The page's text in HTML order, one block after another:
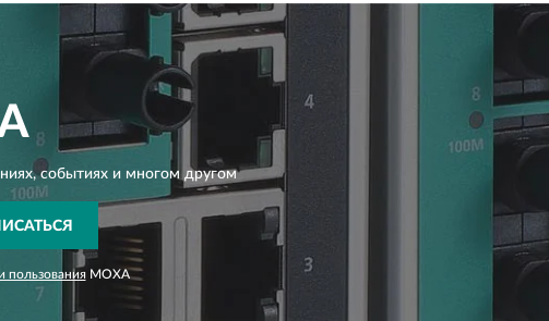
событиях и многом другом
пользованияMOXA